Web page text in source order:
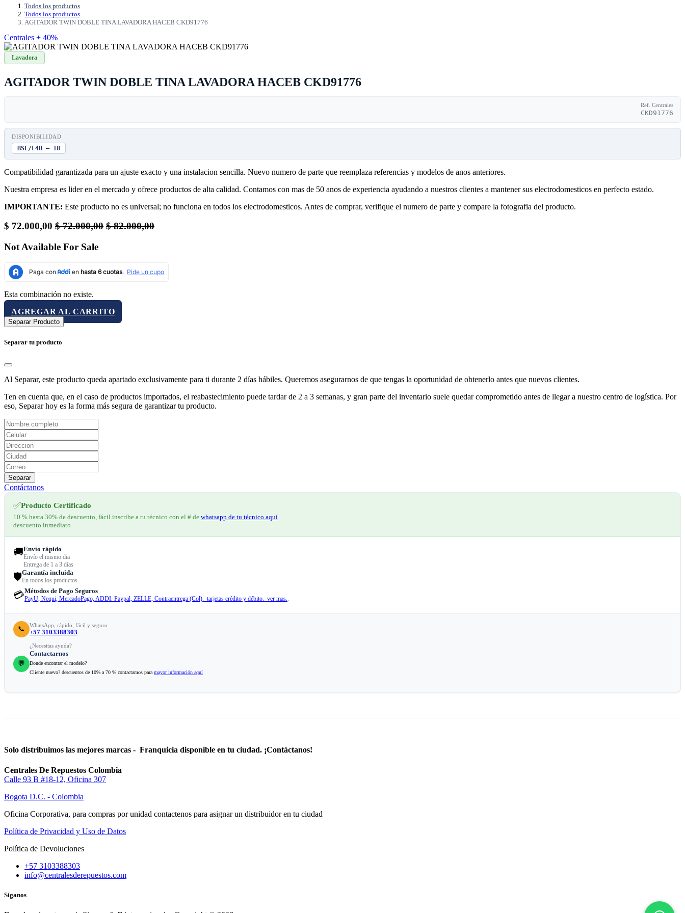
Todos los productos
Todos los productos
AGITADOR TWIN DOBLE TINA LAVADORA HACEB CKD91776
Centrales + 40%
Lavadora
AGITADOR TWIN DOBLE TINA LAVADORA HACEB CKD91776
Ref. Centrales
CKD91776
DISPONIBILIDAD
BSE/L4B — 18
Compatibilidad garantizada para un ajuste exacto y una instalacion sencilla. Nuevo numero de parte que reemplaza referencias y modelos de anos anteriores.
Nuestra empresa es lider en el mercado y ofrece productos de alta calidad. Contamos con mas de 50 anos de experiencia ayudando a nuestros clientes a mantener sus electrodomesticos en perfecto estado.
IMPORTANTE: Este producto no es universal; no funciona en todos los electrodomesticos. Antes de comprar, verifique el numero de parte y compare la fotografia del producto.
$ 72.000,00 $72.000,00 $82.000,00
Not Available For Sale
Esta combinación no existe.
AGREGAR AL CARRITO
Separar Producto
Separar tu producto
Al Separar, este producto queda apartado exclusivamente para ti durante 2 días hábiles. Queremos asegurarnos de que tengas la oportunidad de obtenerlo antes que nuevos clientes.
Ten en cuenta que, en el caso de productos importados, el reabastecimiento puede tardar de 2 a 3 semanas, y gran parte del inventario suele quedar comprometido antes de llegar a nuestro centro de logística. Por
eso, Separar hoy es la forma más segura de garantizar tu producto.
Separar
Contáctanos
✅Producto Certificado
10 % hasta 30% de descuento, fácil inscribe a tu técnico con el # de whatsapp de tu técnico aquí
descuento inmediato
🚚Envío rápido
Envío el mismo dia
Entrega de 1 a 3 días
🛡️Garantía incluida
En todos los productos
💳Métodos de Pago Seguros
PayU, Nequi, MercadoPago, ADDI. Paypal, ZELLE, Contraentrega (Col). tarjetas crédito y débito. ver mas..
📞 WhatsApp, rápido, fácil y seguro
+57 3103388303
💬
¿Necesitas ayuda?
Contactarnos
Donde encontrar el modelo?
Cliente nuevo? descuentos de 10% a 70 % contactamos para mayor información aquí
Solo distribuimos las mejores marcas - Franquicia disponible en tu ciudad. ¡Contáctanos!
Centrales De Repuestos Colombia
Calle 93 B #18-12, Oficina 307
Bogota D.C. - Colombia
Oficina Corporativa, para compras por unidad contactenos para asignar un distribuidor en tu ciudad
Política de Privacidad y Uso de Datos
Política de Devoluciones
+57 3103388303
info@centralesderepuestos.com
Síganos